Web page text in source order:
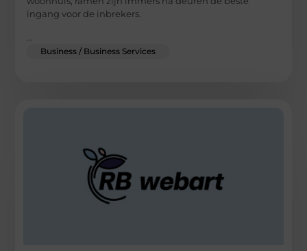
ingang voor de inbrekers.
Business / Business Services